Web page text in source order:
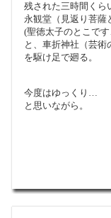
残された三時間くら
永観堂（見返り菩薩
(聖徳太子のとこで
と、車折神社（芸術
を駆け足で廻る。
今度はゆっくり…
と思いながら。